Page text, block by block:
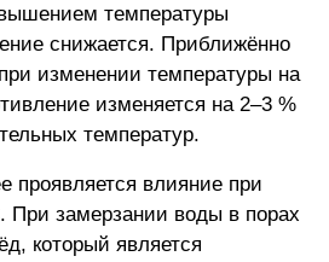
температуры
снижается. Приближённо
изменении температуры на
изменяется на 2–3 %
температур.
проявляется влияние при
При замерзании воды в порах
который является